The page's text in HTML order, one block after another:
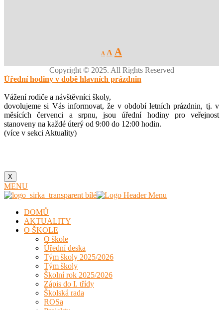
A
Decrease
font
A Reset
font
size.
A
font
size.
Copyright © 2025. All Rights Reserved
Úřední hodiny v době hlavních prázdnin
Vážení rodiče a návštěvníci školy,
dovolujeme si Vás informovat, že v období letních prázdnin, tj. v
měsících červenci a srpnu, jsou úřední hodiny pro veřejnost
stanoveny na každé úterý od 9:00 do 12:00 hodin.
(více v sekci Aktuality)
X
MENU
DOMŮ
AKTUALITY
O ŠKOLE
O škole
Úřední deska
Tým školy 2025/2026
Tým školy
Školní rok 2025/2026
Zápis do I. třídy
Školská rada
ROSa